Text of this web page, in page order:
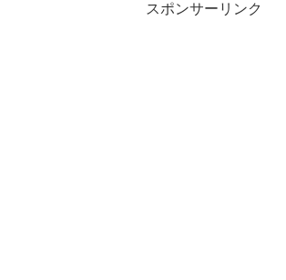
スポンサーリンク